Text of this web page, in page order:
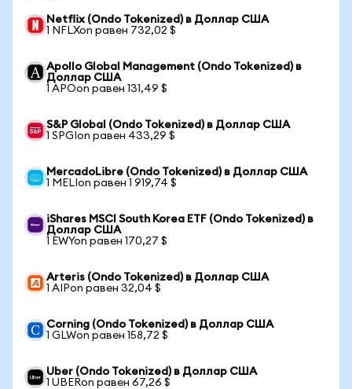
Netflix (Ondo Tokenized) в Доллар США
1 NFLXon равен 732,02 $
Apollo Global Management (Ondo Tokenized) в
Доллар США
1 APOon равен 131,49 $
S&P Global (Ondo Tokenized) в Доллар США
1 SPGIon равен 433,29 $
MercadoLibre (Ondo Tokenized) в Доллар США
1 MELIon равен 1 919,74 $
iShares MSCI South Korea ETF (Ondo Tokenized) в
Доллар США
1 EWYon равен 170,27 $
Arteris (Ondo Tokenized) в Доллар США
1 AIPon равен 32,04 $
Corning (Ondo Tokenized) в Доллар США
1 GLWon равен 158,72 $
Uber (Ondo Tokenized) в Доллар США
1 UBERon равен 67,26 $